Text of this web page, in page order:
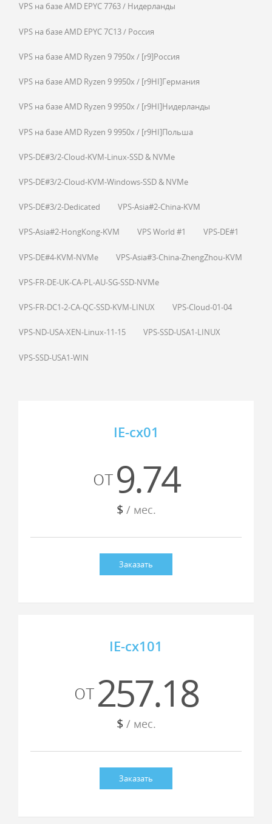
VPS на базе AMD EPYC 7763 / Нидерланды
VPS на базе AMD EPYC 7C13 / Россия
VPS на базе AMD Ryzen 9 7950x / [r9]Россия
VPS на базе AMD Ryzen 9 9950x / [r9HI]Германия
VPS на базе AMD Ryzen 9 9950x / [r9HI]Нидерланды
VPS на базе AMD Ryzen 9 9950x / [r9HI]Польша
VPS-DE#3/2-Cloud-KVM-Linux-SSD & NVMe
VPS-DE#3/2-Cloud-KVM-Windows-SSD & NVMe
VPS-DE#3/2-Dedicated VPS-Asia#2-China-KVM
VPS-Asia#2-HongKong-KVM VPS World #1 VPS-DE#1
VPS-DE#4-KVM-NVMe VPS-Asia#3-China-ZhengZhou-KVM
VPS-FR-DE-UK-CA-PL-AU-SG-SSD-NVMe
VPS-FR-DC1-2-CA-QC-SSD-KVM-LINUX VPS-Cloud-01-04
VPS-ND-USA-XEN-Linux-11-15 VPS-SSD-USA1-LINUX
VPS-SSD-USA1-WIN
IE-cx01
от9.74
$ / мес.
Заказать
IE-cx101
от257.18
$ / мес.
Заказать